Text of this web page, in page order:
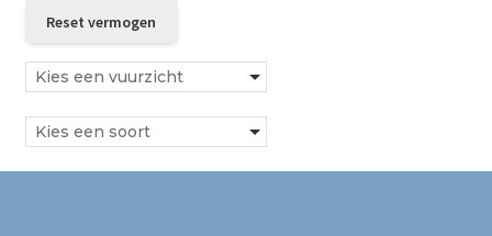
Kies een vuurzicht
Kies een soort